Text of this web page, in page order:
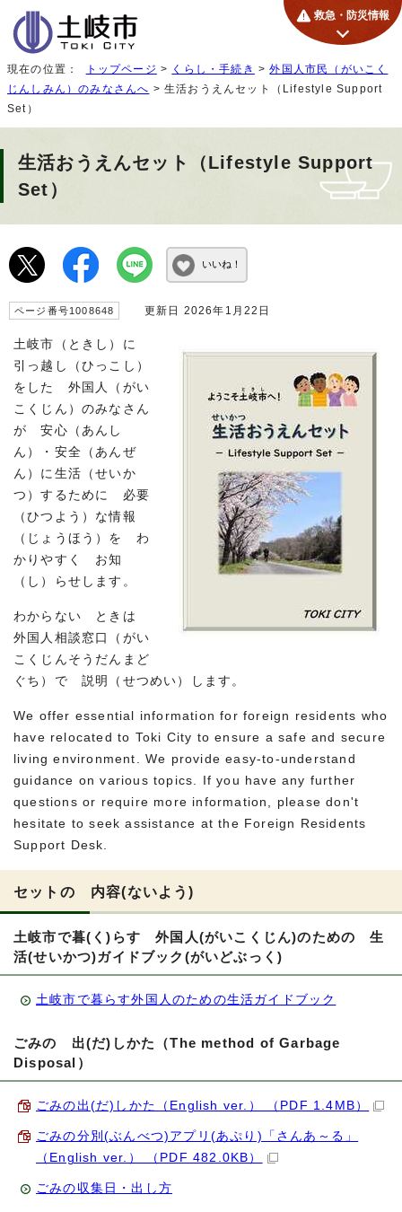
救急・防災情報
現在の位置： トップページ > くらし・手続き >外国人市民（がいこく
じんしみん）のみなさんへ > 生活おうえんセット（Lifestyle Support
Set）
生活おうえんセット（Lifestyle Support
Set）
いいね！
ページ番号1008648 更新日 2026年1月22日
土岐市（ときし）に
引っ越し（ひっこし）
をした 外国人（がい
こくじん）のみなさん
が 安心（あんし
ん）・安全（あんぜ
ん）に生活（せいか
つ）するために 必要
（ひつよう）な情報
（じょうほう）を わ
かりやすく お知
（し）らせします。
わからない ときは
外国人相談窓口（がい
こくじんそうだんまど
ぐち）で 説明（せつめい）します。
We offer essential information for foreign residents who
have relocated to Toki City to ensure a safe and secure
living environment. We provide easy-to-understand
guidance on various topics. If you have any further
questions or require more information, please don't
hesitate to seek assistance at the Foreign Residents
Support Desk.
セットの 内容(ないよう)
土岐市で暮(く)らす 外国人(がいこくじん)のための 生
活(せいかつ)ガイドブック(がいどぶっく)
土岐市で暮らす外国人のための生活ガイドブック
ごみの 出(だ)しかた（The method of Garbage
Disposal）
ごみの出(だ)しかた（English ver.） （PDF 1.4MB）
ごみの分別(ぶんべつ)アプリ(あぷり)「さんあ～る」
（English ver.） （PDF 482.0KB）
ごみの収集日・出し方